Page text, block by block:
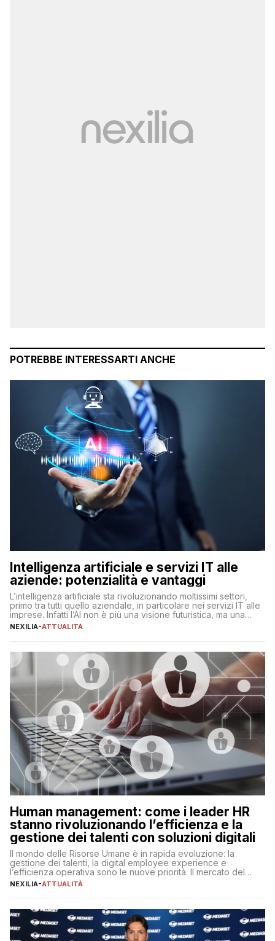
POTREBBE INTERESSARTI ANCHE
Intelligenza artificiale e servizi IT alle
aziende: potenzialità e vantaggi
L’intelligenza artificiale sta rivoluzionando moltissimi settori,
primo tra tutti quello aziendale, in particolare nei servizi IT alle
imprese. Infatti l’AI non è più una visione futuristica, ma una
realtà operativa che sta portando a un cambio significativo in
operazioni, bensì comporta […]
NEXILIA-ATTUALITÀ
Human management: come i leader HR
stanno rivoluzionando l’efficienza e la
gestione dei talenti con soluzioni digitali
Il mondo delle Risorse Umane è in rapida evoluzione: la
gestione dei talenti, la digital employee experience e
l’efficienza operativa sono le nuove priorità. Il mercato del
lavoro, d’altra parte, è sempre più competitivo con una lotta
NEXILIA-ATTUALITÀ